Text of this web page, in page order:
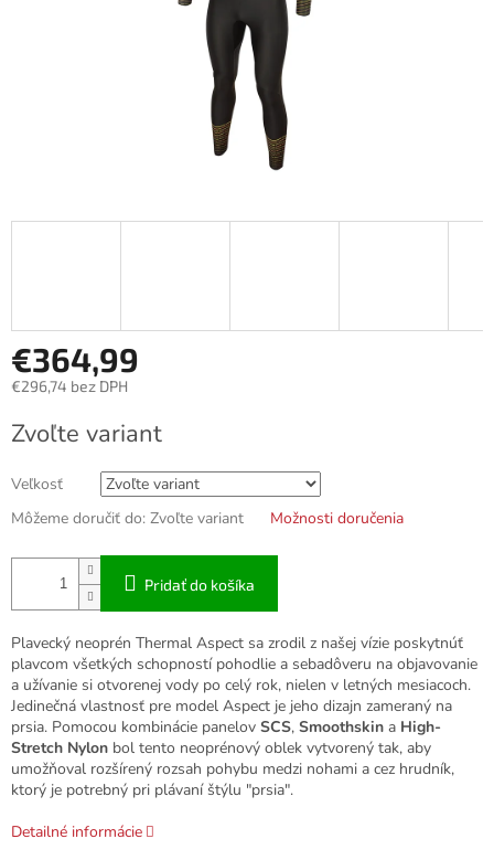
€364,99
€296,74 bez DPH
cena:
Zvoľte variant
Veľkosť
Môžeme doručiť do: Zvoľte variant Možnosti doručenia
Pridať do košíka
Plavecký neoprén Thermal Aspect sa zrodil z našej vízie poskytnúť
plavcom všetkých schopností pohodlie a sebadôveru na objavovanie
a užívanie si otvorenej vody po celý rok, nielen v letných mesiacoch.
Jedinečná vlastnosť pre model Aspect je jeho dizajn zameraný na
prsia. Pomocou kombinácie panelov SCS, Smoothskin a High-
Stretch Nylon bol tento neoprénový oblek vytvorený tak, aby
umožňoval rozšírený rozsah pohybu medzi nohami a cez hrudník,
ktorý je potrebný pri plávaní štýlu "prsia".
Detailné informácie